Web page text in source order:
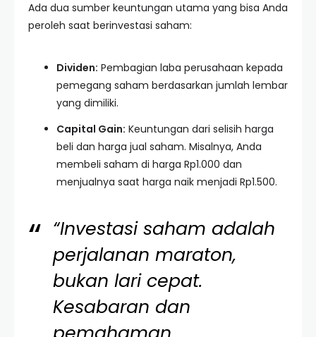
Ada dua sumber keuntungan utama yang bisa Anda
peroleh saat berinvestasi saham:
Dividen: Pembagian laba perusahaan kepada
pemegang saham berdasarkan jumlah lembar
yang dimiliki.
Capital Gain: Keuntungan dari selisih harga
beli dan harga jual saham. Misalnya, Anda
membeli saham di harga Rp1.000 dan
menjualnya saat harga naik menjadi Rp1.500.
“Investasi saham adalah
perjalanan maraton,
bukan lari cepat.
Kesabaran dan